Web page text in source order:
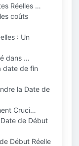
Réelles …
coûts
: Un
dans …
date de fin
la Date de
Cruci…
de Début
Début Réelle